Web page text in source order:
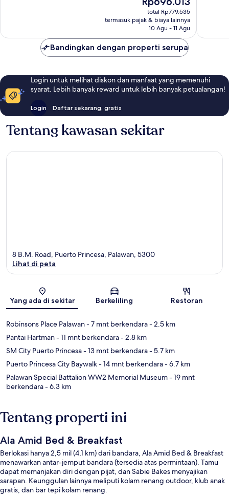
sekarang
Rp696.013
total Rp779.535
termasuk pajak & biaya lainnya
10 Agu - 11 Agu
Bandingkan dengan properti serupa
Login untuk melihat diskon dan manfaat yang memenuhi
syarat. Lebih banyak reward untuk lebih banyak petualangan!
Login Daftar sekarang, gratis
Tentang kawasan sekitar
Peta
8 B.M. Road, Puerto Princesa, Palawan, 5300
Lihat di peta
Yang ada di sekitar Berkeliling Restoran
Robinsons Place Palawan- 7 mnt berkendara- 2.5 km
Pantai Hartman- 11 mnt berkendara- 2.8 km
SM City Puerto Princesa- 13 mnt berkendara- 5.7 km
Puerto Princesa City Baywalk- 14 mnt berkendara- 6.7 km
Palawan Special Battalion WW2 Memorial Museum- 19 mnt
berkendara- 6.3 km
Tentang properti ini
Ala Amid Bed & Breakfast
Berlokasi hanya 2,5 mil (4,1 km) dari bandara, Ala Amid Bed & Breakfast
menawarkan antar-jemput bandara (tersedia atas permintaan). Tamu
dapat memanjakan diri dengan pijat, dan Sabie Bakes menyajikan
sarapan. Keunggulan lainnya meliputi kolam renang outdoor, klub anak
gratis, dan bar tepi kolam renang.